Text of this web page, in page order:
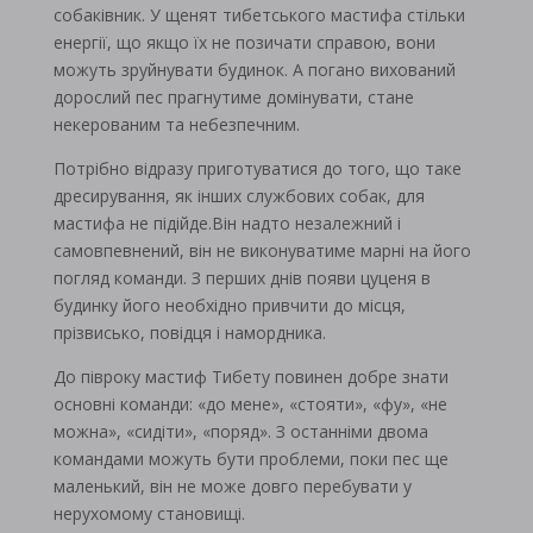
собаківник. У щенят тибетського мастифа стільки
енергії, що якщо їх не позичати справою, вони
можуть зруйнувати будинок. А погано вихований
дорослий пес прагнутиме домінувати, стане
некерованим та небезпечним.
Потрібно відразу приготуватися до того, що таке
дресирування, як інших службових собак, для
мастифа не підійде.Він надто незалежний і
самовпевнений, він не виконуватиме марні на його
погляд команди. З перших днів появи цуценя в
будинку його необхідно привчити до місця,
прізвисько, повідця і намордника.
До півроку мастиф Тибету повинен добре знати
основні команди: «до мене», «стояти», «фу», «не
можна», «сидіти», «поряд». З останніми двома
командами можуть бути проблеми, поки пес ще
маленький, він не може довго перебувати у
нерухомому становищі.